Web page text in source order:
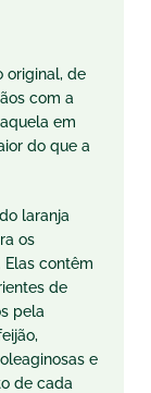
original, de
com a
em
do que a
laranja
os
Elas contêm
de
pela
e
de cada